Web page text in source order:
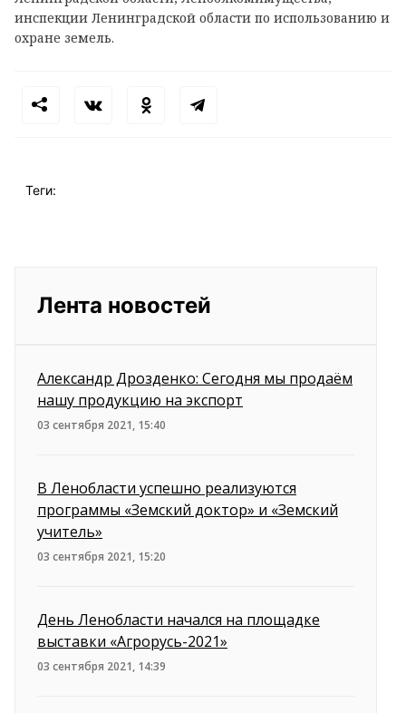
инспекции Ленинградской области по использованию и
охране земель.
Теги:
Лента новостей
Александр Дрозденко: Сегодня мы продаём
нашу продукцию на экспорт
03 сентября 2021, 15:40
В Ленобласти успешно реализуются
программы «Земский доктор» и «Земский
учитель»
03 сентября 2021, 15:20
День Ленобласти начался на площадке
выставки «Агрорусь-2021»
03 сентября 2021, 14:39